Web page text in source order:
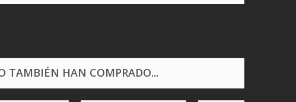
TAMBIÉN HAN COMPRADO...